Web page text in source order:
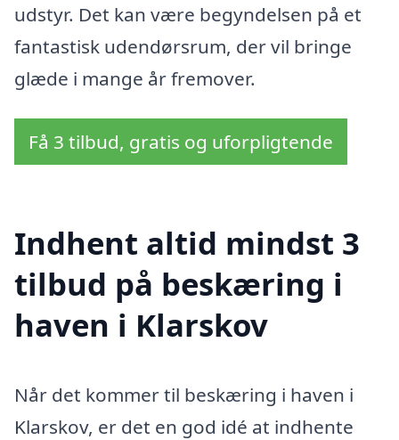
udstyr. Det kan være begyndelsen på et
fantastisk udendørsrum, der vil bringe
glæde i mange år fremover.
Få 3 tilbud, gratis og uforpligtende
Indhent altid mindst 3
tilbud på beskæring i
haven i Klarskov
Når det kommer til beskæring i haven i
Klarskov, er det en god idé at indhente